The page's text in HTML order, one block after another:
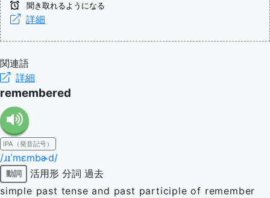
聞き取れるようになる
詳細
関連語
詳細
remembered
IPA（発音記号）
/ɹɪˈmɛmbɚd/
動詞 活用形 分詞 過去
simple past tense and past participle of remember